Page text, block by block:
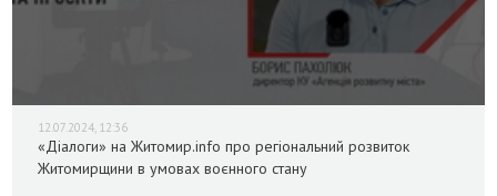
12.07.2024, 12:36
«Діалоги» на Житомир.info про регіональний розвиток
Житомирщини в умовах воєнного стану